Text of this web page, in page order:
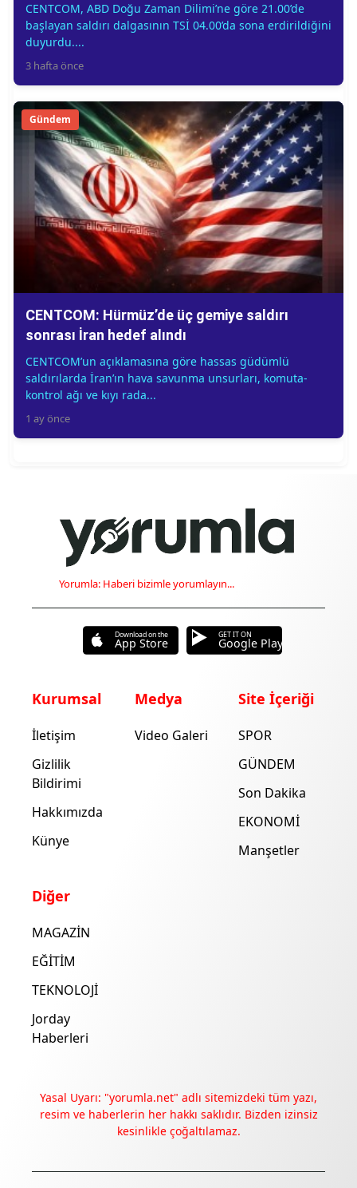
Deneyimini iyileştirmek ve içeriğimizi geliştirmek için çerezler
CENTCOM, ABD Doğu Zaman Dilimi’ne göre 21.00’de
başlayan saldırı dalgasının TSİ 04.00’da sona erdirildiğini
duyurdu....
3 hafta önce
Gündem
CENTCOM: Hürmüz’de üç gemiye saldırı
sonrası İran hedef alındı
CENTCOM’un açıklamasına göre hassas güdümlü
saldırılarda İran’ın hava savunma unsurları, komuta-
kontrol ağı ve kıyı rada...
1 ay önce
Yorumla: Haberi bizimle yorumlayın...
Download on the
App Store
GET IT ON
Google Play
Kurumsal
İletişim
Gizlilik
Bildirimi
Hakkımızda
Künye
Medya
Video Galeri
Site İçeriği
SPOR
GÜNDEM
Son Dakika
EKONOMİ
Manşetler
Diğer
MAGAZİN
EĞİTİM
TEKNOLOJİ
Jorday
Haberleri
Yasal Uyarı: "yorumla.net" adlı sitemizdeki tüm yazı,
resim ve haberlerin her hakkı saklıdır. Bizden izinsiz
kesinlikle çoğaltılamaz.